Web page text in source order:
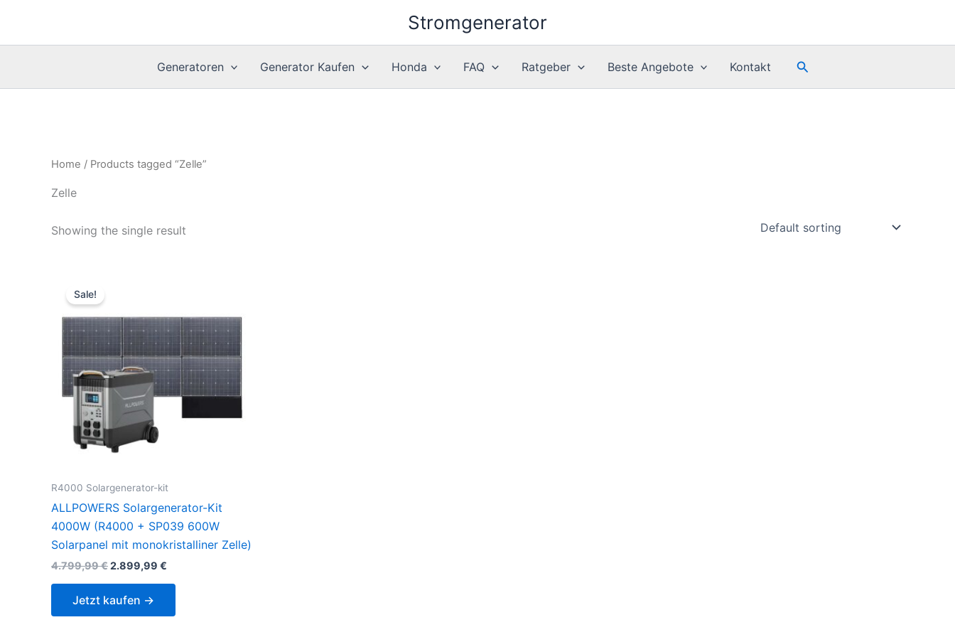
content
Stromgenerator
Generatoren Generator Kaufen Honda FAQ Ratgeber Beste Angebote Kontakt Search
Home / Products tagged “Zelle”
Zelle
Showing the single result
Sale!
R4000 Solargenerator-kit
ALLPOWERS Solargenerator-Kit
4000W (R4000 + SP039 600W
Solarpanel mit monokristalliner Zelle)
4.799,99€Original
4.799,99 €.
2.899,99 €
Jetzt kaufen →